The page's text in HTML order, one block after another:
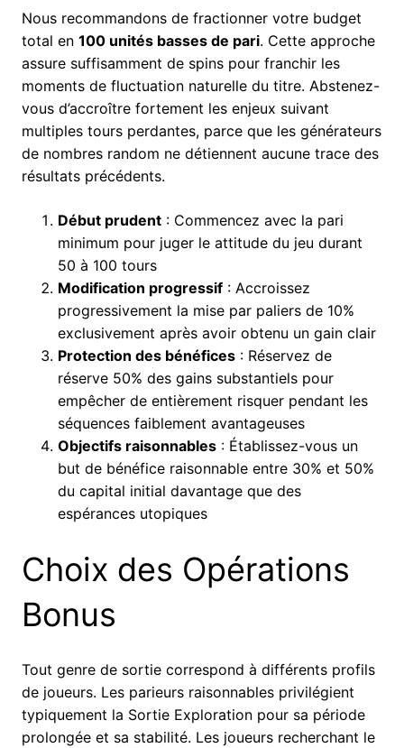
Nous recommandons de fractionner votre budget
total en 100 unités basses de pari. Cette approche
assure suffisamment de spins pour franchir les
moments de fluctuation naturelle du titre. Abstenez-
vous d’accroître fortement les enjeux suivant
multiples tours perdantes, parce que les générateurs
de nombres random ne détiennent aucune trace des
résultats précédents.
Début prudent : Commencez avec la pari
minimum pour juger le attitude du jeu durant
50 à 100 tours
Modification progressif : Accroissez
progressivement la mise par paliers de 10%
exclusivement après avoir obtenu un gain clair
Protection des bénéfices : Réservez de
réserve 50% des gains substantiels pour
empêcher de entièrement risquer pendant les
séquences faiblement avantageuses
Objectifs raisonnables : Établissez-vous un
but de bénéfice raisonnable entre 30% et 50%
du capital initial davantage que des
espérances utopiques
Choix des Opérations
Bonus
Tout genre de sortie correspond à différents profils
de joueurs. Les parieurs raisonnables privilégient
typiquement la Sortie Exploration pour sa période
prolongée et sa stabilité. Les joueurs recherchant le